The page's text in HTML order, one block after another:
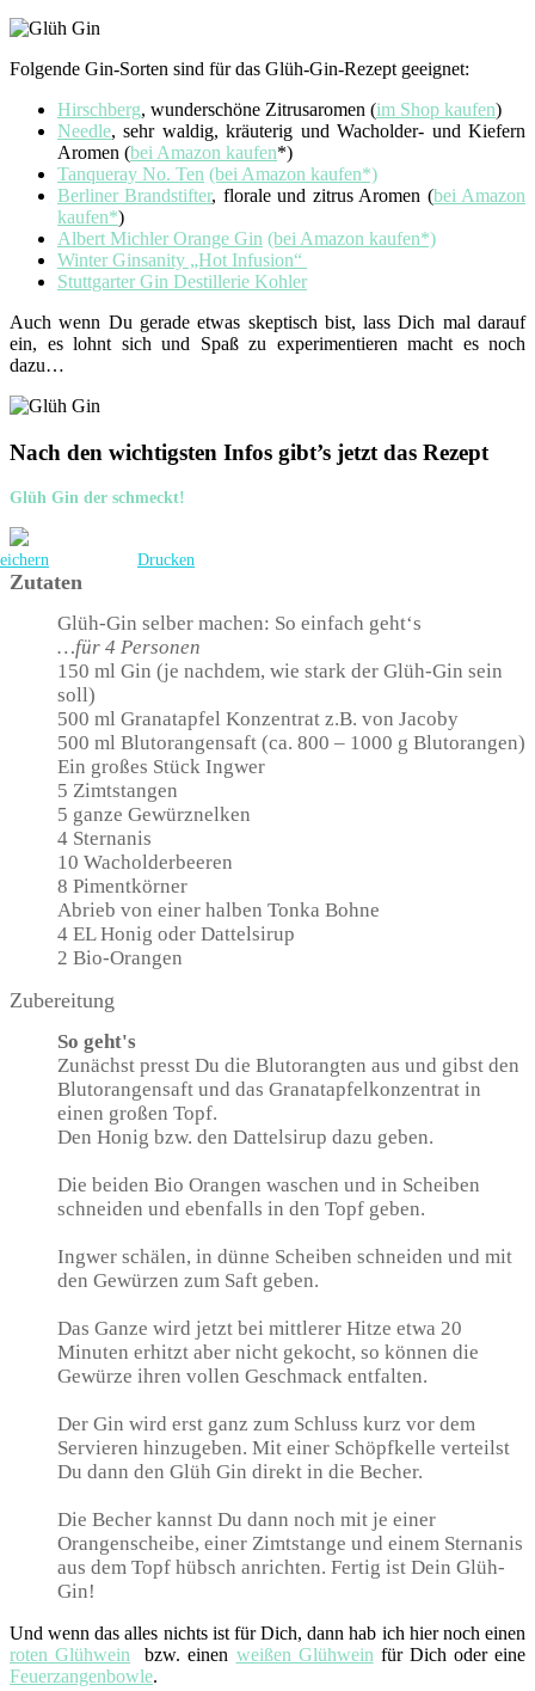
Folgende Gin-Sorten sind für das Glüh-Gin-Rezept geeignet:
Hirschberg, wunderschöne Zitrusaromen (im Shop kaufen)
Needle, sehr waldig, kräuterig und Wacholder- und Kiefern
Aromen (bei Amazon kaufen*)
Tanqueray No. Ten (bei Amazon kaufen*)
Berliner Brandstifter, florale und zitrus Aromen (bei Amazon
kaufen*)
Albert Michler Orange Gin (bei Amazon kaufen*)
Winter Ginsanity „Hot Infusion“
Stuttgarter Gin Destillerie Kohler
Auch wenn Du gerade etwas skeptisch bist, lass Dich mal darauf
ein, es lohnt sich und Spaß zu experimentieren macht es noch
dazu…
Nach den wichtigsten Infos gibt’s jetzt das Rezept
Glüh Gin der schmeckt!
Drucken
Zutaten
Glüh-Gin selber machen: So einfach geht‘s
…für 4 Personen
150 ml Gin (je nachdem, wie stark der Glüh-Gin sein
soll)
500 ml Granatapfel Konzentrat z.B. von Jacoby
500 ml Blutorangensaft (ca. 800 – 1000 g Blutorangen)
Ein großes Stück Ingwer
5 Zimtstangen
5 ganze Gewürznelken
4 Sternanis
10 Wacholderbeeren
8 Pimentkörner
Abrieb von einer halben Tonka Bohne
4 EL Honig oder Dattelsirup
2 Bio-Orangen
Zubereitung
So geht's
Zunächst presst Du die Blutorangten aus und gibst den
Blutorangensaft und das Granatapfelkonzentrat in
einen großen Topf.
Den Honig bzw. den Dattelsirup dazu geben.
Die beiden Bio Orangen waschen und in Scheiben
schneiden und ebenfalls in den Topf geben.
Ingwer schälen, in dünne Scheiben schneiden und mit
den Gewürzen zum Saft geben.
Das Ganze wird jetzt bei mittlerer Hitze etwa 20
Minuten erhitzt aber nicht gekocht, so können die
Gewürze ihren vollen Geschmack entfalten.
Der Gin wird erst ganz zum Schluss kurz vor dem
Servieren hinzugeben. Mit einer Schöpfkelle verteilst
Du dann den Glüh Gin direkt in die Becher.
Die Becher kannst Du dann noch mit je einer
Orangenscheibe, einer Zimtstange und einem Sternanis
aus dem Topf hübsch anrichten. Fertig ist Dein Glüh-
Gin!
Und wenn das alles nichts ist für Dich, dann hab ich hier noch einen
roten Glühwein bzw. einen weißen Glühwein für Dich oder eine
Feuerzangenbowle.